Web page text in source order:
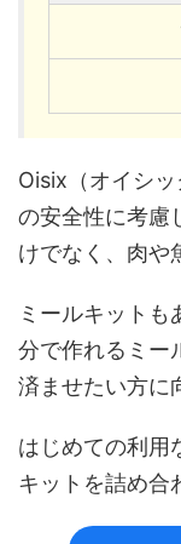
Oisix（オイシ
の安全性に考慮
けでなく、肉や
ミールキット
分で作れるミー
済ませたい方に
はじめての利用
キットを詰め合